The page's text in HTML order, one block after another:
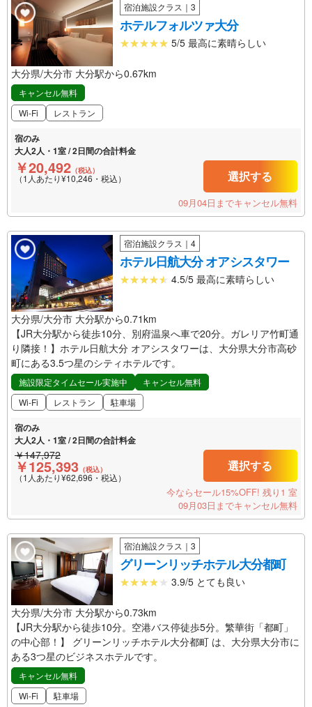
宿泊施設クラス｜3
ホテルフォルツァ大分
5/5 最高に素晴らしい
大分県/大分市 大分駅から0.67km
キャンセル無料
Wi-Fi
レストラン
宿のみ
大人2人・1室 / 2日間の合計料金
￥20,492 （税込）
（1人あたり¥10,246・税込） 選択する
09月04日までキャンセル無料
宿泊施設クラス｜4
ホテル日航大分 オアシスタワー
4.5/5 最高に素晴らしい
大分県/大分市 大分駅から0.71km
【JR大分駅から徒歩10分、別府温泉へ車で20分。ガレリア竹町通
り隣接！】ホテル日航大分 オアシスタワーは、大分県大分市高砂
町にある3.5つ星のシティホテルです。
施設限定タイムセール実施中
キャンセル無料
Wi-Fi
レストラン 駐車場
宿のみ
大人2人・1室 / 2日間の合計料金
￥147,972
￥125,393 （税込）
（1人あたり¥62,696・税込）
選択する
今ならセール15%OFF! 残り1 室
09月03日までキャンセル無料
宿泊施設クラス｜3
グリーンリッチホテル大分都町
3.9/5 とても良い
大分県/大分市 大分駅から0.73km
【JR大分駅から徒歩10分。空港バス停徒歩5分。繁華街「都町」
の中心部！】 グリーンリッチホテル大分都町 は、大分県大分市に
ある3つ星のビジネスホテルです。
キャンセル無料
Wi-Fi
駐車場